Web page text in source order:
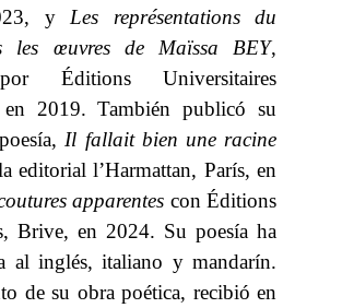
y​​ Les représentations du
les œuvres de Maïssa BEY,
Éditions Universitaires
en 2019. También publicó su
Il fallait bien une racine
editorial l’Harmattan, París, en
apparentes ​​ con Éditions
Brive, en 2024. Su poesía ha
al inglés, italiano y mandarín.
de su obra poética, recibió en